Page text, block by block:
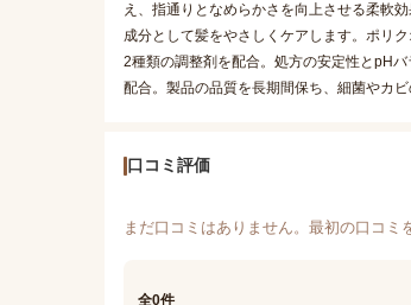
え、指通りとなめらかさを向上させる柔軟
成分として髪をやさしくケアします。ポリ
2種類の調整剤を配合。処方の安定性とpH
配合。製品の品質を長期間保ち、細菌やカビ
口コミ評価
まだ口コミはありません。最初の口コミ
全0件